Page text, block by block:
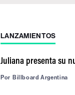
LANZAMIENTOS
Juliana presenta su
Por Billboard Argentina